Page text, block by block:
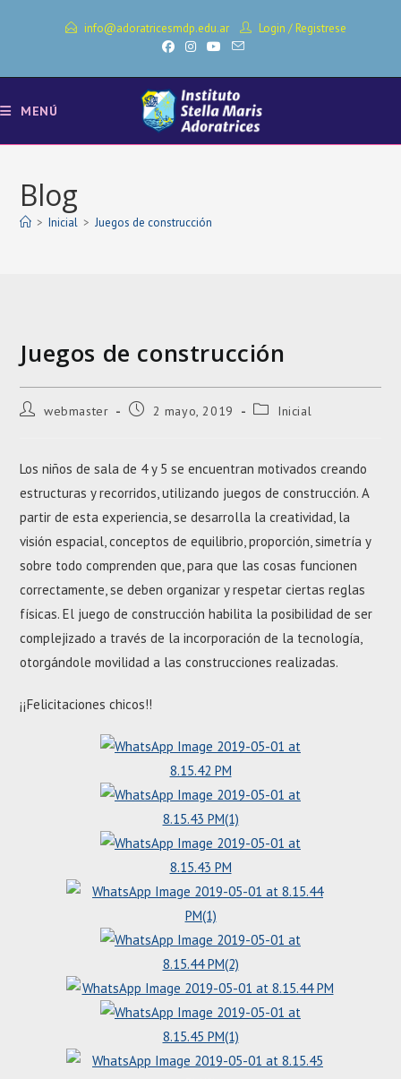
info@adoratricesmdp.edu.ar Login / Registrese
MENÚ
Blog
> Inicial > Juegos de construcción
Juegos de construcción
Autorwebmaster
Entrada2 mayo, 2019
Categoría
Inicial
Los niños de sala de 4 y 5 se encuentran motivados creando
estructuras y recorridos, utilizando juegos de construcción. A
partir de esta experiencia, se desarrolla la creatividad, la
visión espacial, conceptos de equilibrio, proporción, simetría y
sobre todo comprenden que, para que las cosas funcionen
correctamente, se deben organizar y respetar ciertas reglas
físicas. El juego de construcción habilita la posibilidad de ser
complejizado a través de la incorporación de la tecnología,
otorgándole movilidad a las construcciones realizadas.
¡¡Felicitaciones chicos!!